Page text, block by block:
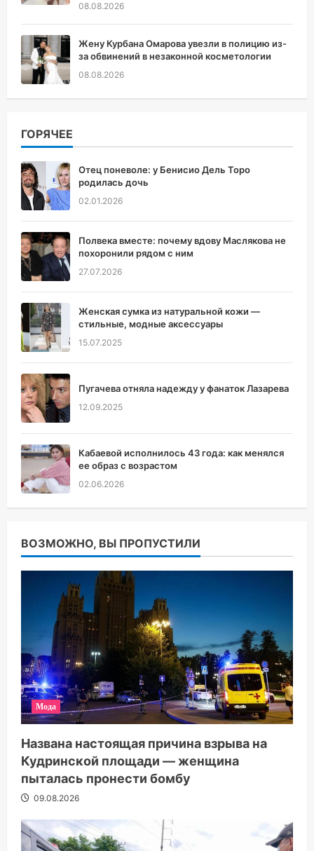
08.08.2026
Жену Курбана Омарова увезли в полицию из-
за обвинений в незаконной косметологии
08.08.2026
ГОРЯЧЕЕ
Отец поневоле: у Бенисио Дель Торо
родилась дочь
02.01.2026
Полвека вместе: почему вдову Маслякова не
похоронили рядом с ним
27.07.2026
Женская сумка из натуральной кожи —
стильные, модные аксессуары
15.07.2025
Пугачева отняла надежду у фанаток Лазарева
12.09.2025
Кабаевой исполнилось 43 года: как менялся
ее образ с возрастом
02.06.2026
ВОЗМОЖНО, ВЫ ПРОПУСТИЛИ
Мода
Названа настоящая причина взрыва на
Кудринской площади — женщина
пыталась пронести бомбу
09.08.2026